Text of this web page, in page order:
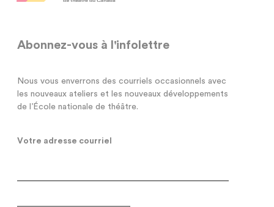
Abonnez-vous à l'infolettre
Nous vous enverrons des courriels occasionnels avec
les nouveaux ateliers et les nouveaux développements
de l’École nationale de théâtre.
Votre adresse courriel